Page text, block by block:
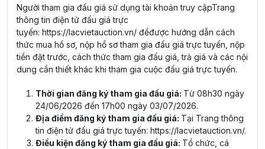
Người tham gia đấu giá sử dụng tài khoản truy cậpTrang
thông tin điện tử đấu giá trực
tuyến: https://lacvietauction.vn/ đểđược hướng dẫn cách
thức mua hồ sơ, nộp hồ sơ tham gia đấu giá trực tuyến, nộp
tiền đặt trước, cách thức tham gia đấu giá, trả giá và các nội
dung cần thiết khác khi tham gia cuộc đấu giá trực tuyến.
Thời gian đăng ký tham gia đấu giá: Từ 08h30 ngày
24/06/2026 đến 17h00 ngày 03/07/2026.
Địa điểm đăng ký tham gia đấu giá: Tại Trang thông
tin điện tử đấu giá trực tuyến: https://lacvietauction.vn/.
Điều kiện đăng ký tham gia đấu giá: Tổ chức, cá